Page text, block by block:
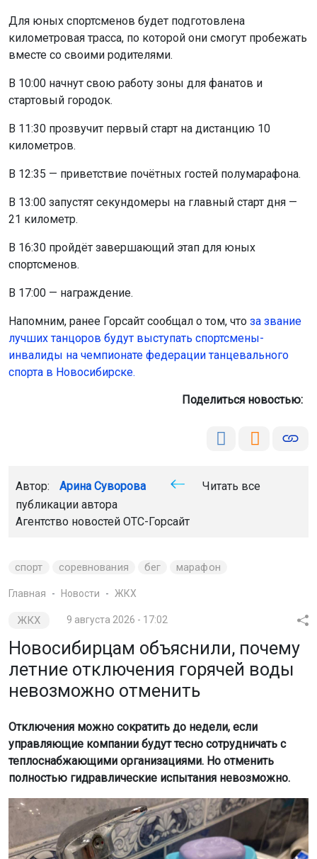
Для юных спортсменов будет подготовлена
километровая трасса, по которой они смогут пробежать
вместе со своими родителями.
В 10:00 начнут свою работу зоны для фанатов и
стартовый городок.
В 11:30 прозвучит первый старт на дистанцию 10
километров.
В 12:35 — приветствие почётных гостей полумарафона.
В 13:00 запустят секундомеры на главный старт дня —
21 километр.
В 16:30 пройдёт завершающий этап для юных
спортсменов.
В 17:00 — награждение.
Напомним, ранее Горсайт сообщал о том, что за звание
лучших танцоров будут выступать спортсмены-
инвалиды на чемпионате федерации танцевального
спорта в Новосибирске.
Поделиться новостью:
Автор: Арина Суворова
Читать все
публикации автора
Агентство новостей ОТС-Горсайт
спорт соревнования бег марафон
Главная Новости ЖКХ
ЖКХ 9 августа 2026 - 17:02
Новосибирцам объяснили, почему
летние отключения горячей воды
невозможно отменить
Отключения можно сократить до недели, если
управляющие компании будут тесно сотрудничать с
теплоснабжающими организациями. Но отменить
полностью гидравлические испытания невозможно.